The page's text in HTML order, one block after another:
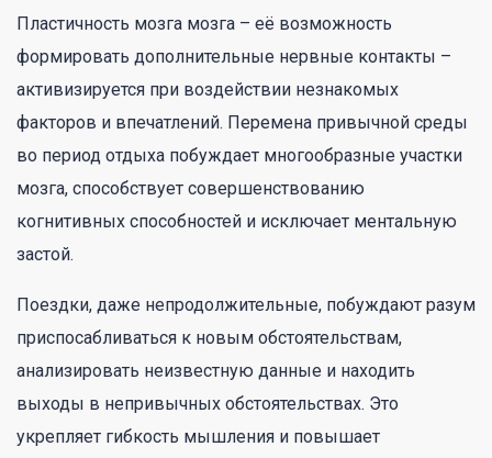
Пластичность мозга мозга – её возможность
формировать дополнительные нервные контакты –
активизируется при воздействии незнакомых
факторов и впечатлений. Перемена привычной среды
во период отдыха побуждает многообразные участки
мозга, способствует совершенствованию
когнитивных способностей и исключает ментальную
застой.
Поездки, даже непродолжительные, побуждают разум
приспосабливаться к новым обстоятельствам,
анализировать неизвестную данные и находить
выходы в непривычных обстоятельствах. Это
укрепляет гибкость мышления и повышает